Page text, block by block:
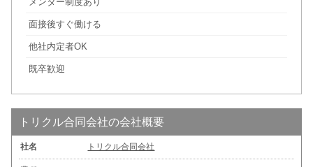
面接後すぐ働ける
他社内定者OK
既卒歓迎
トリクル合同会社の会社概要
社名 トリクル合同会社